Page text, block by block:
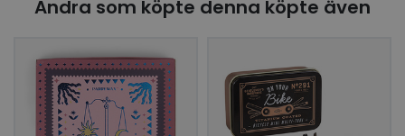
Andra som köpte denna köpte även